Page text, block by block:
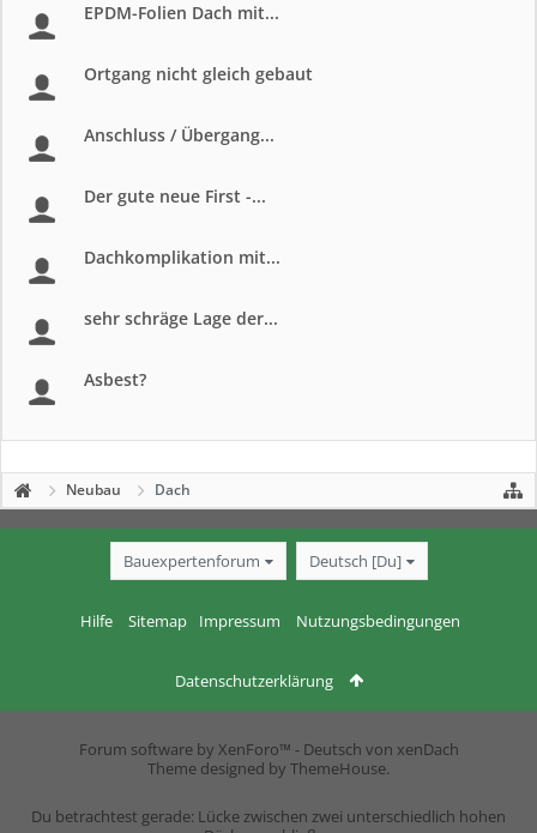
EPDM-Folien Dach mit...
Ortgang nicht gleich gebaut
Anschluss / Übergang...
Der gute neue First -...
Dachkomplikation mit...
sehr schräge Lage der...
Asbest?
Neubau Dach
Bauexpertenforum Deutsch [Du]
Hilfe Sitemap Impressum Nutzungsbedingungen
Datenschutzerklärung
Forum software by XenForo™ - Deutsch von xenDach
Theme designed by ThemeHouse.
Du betrachtest gerade: Lücke zwischen zwei unterschiedlich hohen